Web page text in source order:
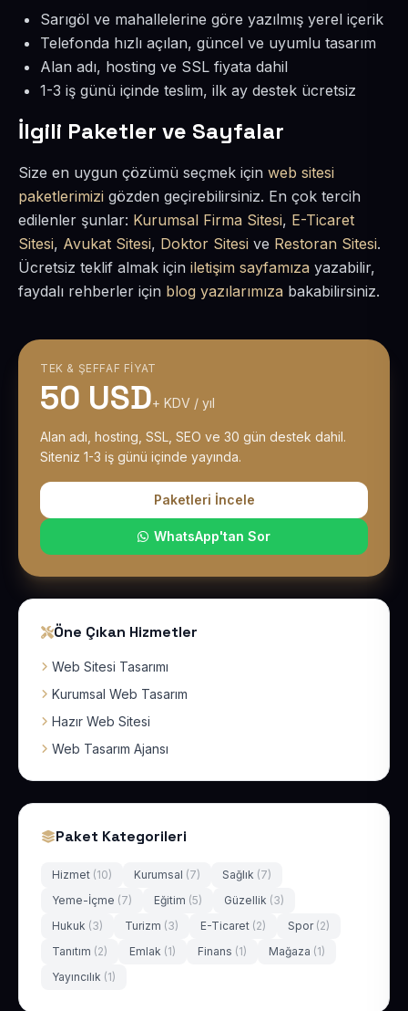
Sarıgöl ve mahallelerine göre yazılmış yerel içerik
Telefonda hızlı açılan, güncel ve uyumlu tasarım
Alan adı, hosting ve SSL fiyata dahil
1-3 iş günü içinde teslim, ilk ay destek ücretsiz
İlgili Paketler ve Sayfalar
Size en uygun çözümü seçmek için web sitesi
paketlerimizi gözden geçirebilirsiniz. En çok tercih
edilenler şunlar: Kurumsal Firma Sitesi, E-Ticaret
Sitesi, Avukat Sitesi, Doktor Sitesi ve Restoran Sitesi.
Ücretsiz teklif almak için iletişim sayfamıza yazabilir,
faydalı rehberler için blog yazılarımıza bakabilirsiniz.
TEK & ŞEFFAF FIYAT
50 USD+ KDV / yıl
Alan adı, hosting, SSL, SEO ve 30 gün destek dahil.
Siteniz 1-3 iş günü içinde yayında.
Paketleri İncele
WhatsApp'tan Sor
Öne Çıkan Hizmetler
Web Sitesi Tasarımı
Kurumsal Web Tasarım
Hazır Web Sitesi
Web Tasarım Ajansı
Paket Kategorileri
Hizmet (10) Kurumsal (7) Sağlık (7)
Yeme-İçme (7) Eğitim (5) Güzellik (3)
Hukuk (3) Turizm (3) E-Ticaret (2) Spor (2)
Tanıtım (2) Emlak (1) Finans (1) Mağaza (1)
Yayıncılık (1)